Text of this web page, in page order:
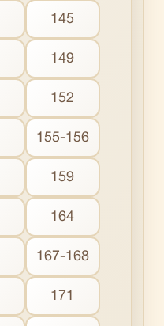
145
149
152
155-156
159
164
167-168
171